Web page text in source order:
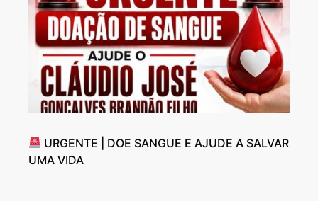
URGENTE | DOE SANGUE E AJUDE A SALVAR
UMA VIDA